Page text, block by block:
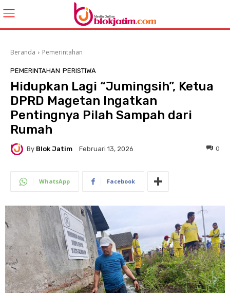
Beranda Pemerintahan
PEMERINTAHAN PERISTIWA
Hidupkan Lagi “Jumingsih”, Ketua
DPRD Magetan Ingatkan
Pentingnya Pilah Sampah dari
Rumah
By Blok Jatim Februari 13, 2026 0
WhatsApp Facebook